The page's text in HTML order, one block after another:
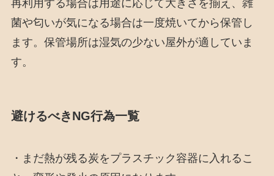
再利用する場合は用途に応じて大きさを揃え、雑
菌や匂いが気になる場合は一度焼いてから保管し
ます。保管場所は湿気の少ない屋外が適していま
す。
避けるべきNG行為一覧
・まだ熱が残る炭をプラスチック容器に入れるこ